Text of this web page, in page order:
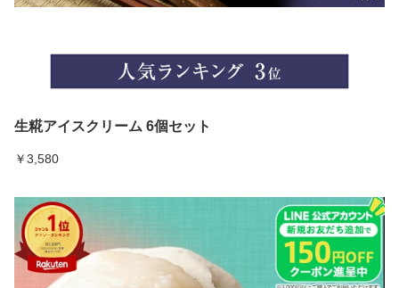
生糀アイスクリーム 6個セット
￥3,580